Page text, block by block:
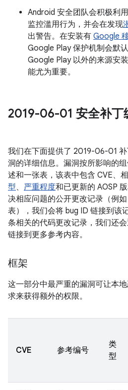
Android 安全团队会积极利用
监控滥用行为，并会在发现
出警告。在安装有 Google
Google Play 保护机制会默
Google Play 以外的来源安
能尤为重要。
2019-06-01 安全补丁
我们在下面提供了 2019-06-01
洞的详细信息。漏洞按所影响的
述和一张表，该表中包含 CVE、相
型、 严重程度和已更新的 AOSP
决相应问题的公开更改记录（例
表），我们会将 bug ID 链接到该
条相关的代码更改记录，我们还
链接到更多参考内容。
框架
这一部分中最严重的漏洞可让本
求来获得额外的权限。
CVE 参考编号
类
型